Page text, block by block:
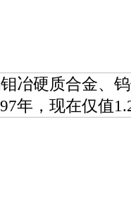
冶硬质合金、
年，现在仅值